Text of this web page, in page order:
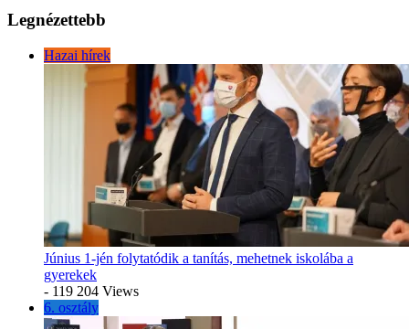
Legnézettebb
Hazai hírek
Június 1-jén folytatódik a tanítás, mehetnek iskolába a
gyerekek
- 119 204 Views
6. osztály